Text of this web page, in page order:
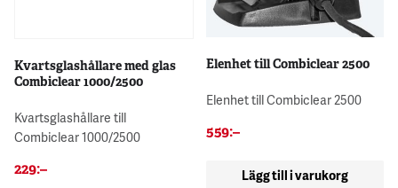
Kvartsglashållare med glas
Combiclear 1000/2500
Kvartsglashållare till
Combiclear 1000/2500
229:–
Elenhet till Combiclear 2500
Elenhet till Combiclear 2500
559:–
Lägg till i varukorg